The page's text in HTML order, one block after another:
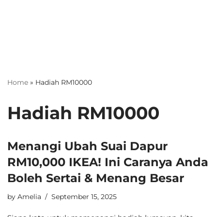
Home » Hadiah RM10000
Hadiah RM10000
Menangi Ubah Suai Dapur
RM10,000 IKEA! Ini Caranya Anda
Boleh Sertai & Menang Besar
by Amelia September 15, 2025